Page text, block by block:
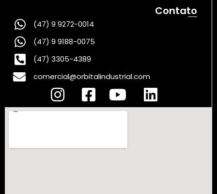
Contato
(47) 9 9272-0014
(47) 9 9188-0075
(47) 3305-4389
comercial@orbitalindustrial.com